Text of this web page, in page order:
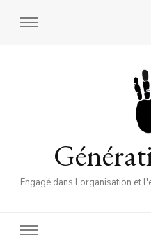
Engagé dans l'organisation et